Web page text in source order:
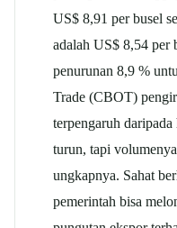
US$ 8,91 per busel
adalah US$ 8,54 per
penurunan 8,9 %
Trade (CBOT)
terpengaruh
turun, tapi
ungkapnya. Sahat
pemerintah bisa